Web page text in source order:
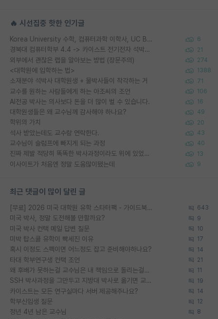
🔥 시선집중 핫한 인기글
Korea University 수학, 컴퓨터과학 이학사, UC Berkeley 산업공학 대학원 공학박사가 되는 것은 쉽지 않겠죠? 6
경북대 컴퓨터학부 4.4 -> 카이스트 전기전자 석박사통합과정 합격 21
외부에서 괜찮은 랩을 알아보는 방법 (장문주의) 274
<대학원에 입학하는 법> 1388
소재분야 석박사 대학원생 + 물박사들이 착각하는 거 71
교수를 원하는 사람들에게 하는 아조씨의 조언 106
AI전공 박사는 의사보다 돈을 더 많이 벌 수 있습니다. 16
대학원생들은 왜 교수님께 감사해야 하나요? 49
학위의 가치 20
석사 받았는데도 교수랑 연락한다. 43
교수님이 슬럼프에 빠지게 되는 과정 40
진짜 제발 적당히 똑똑한 박사과정이라도 위에 있었으면.. 13
이사이트가 처음엔 정말 도움많이됐는데 9
최근 댓글이 많이 달린 글
[무료] 2026 미국 대학원 유학 스타터팩 - 가이드북 & 합격자 컨택메일 템플릿 643
미국 박사, 정말 도전해볼 만할까요? 9
미국 박사 컨택 메일 답변 질문 10
미박 탑스쿨 유학이 빡세진 이유 17
혹시 이정도 스펙이면 어느정도 잡고 준비해야하나요? 14
타대 학부연구생 컨택 조언 21
왜 후배가 못하는걸 교수님은 내 책임으로 돌리는걸까요? 11
SSH 박사과정을 그만두고 지방대 박사로 옮기면 교수의 꿈은 끝일까요? 19
카이스트는 모든 연구실마다 서버 제공해주나요? 14
학부신입생 질문 12
정년 4년 남은 교수님 8